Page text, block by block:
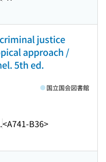
justice
approach /
5th ed.
<A741-B36>
国立国会図書館